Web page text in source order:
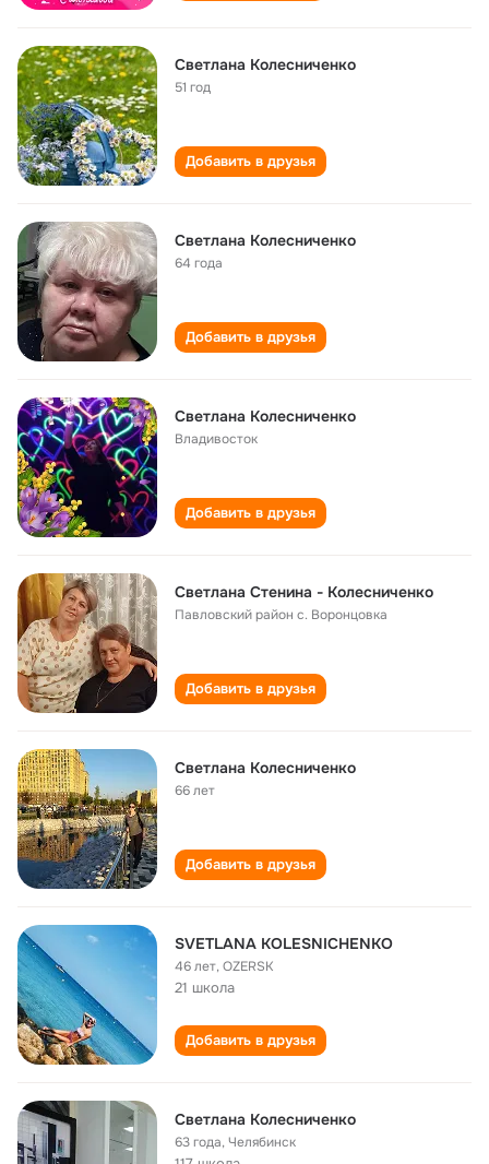
Светлана Колесниченко
51 год
Добавить в друзья
Светлана Колесниченко
64 года
Добавить в друзья
Светлана Колесниченко
Владивосток
Добавить в друзья
Светлана Стенина - Колесниченко
Павловский район с. Воронцовка
Добавить в друзья
Светлана Колесниченко
66 лет
Добавить в друзья
SVETLANA KOLESNICHENKO
46 лет,OZERSK
21 школа
Добавить в друзья
Светлана Колесниченко
63 года,Челябинск